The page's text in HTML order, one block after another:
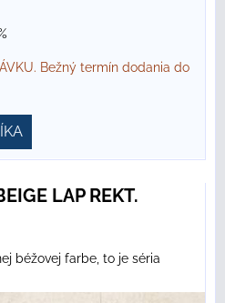
Bežný termín dodania do
LAP REKT.
béžovej farbe, to je séria